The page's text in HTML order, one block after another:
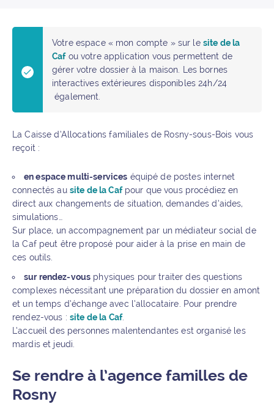
Votre espace « mon compte » sur le site de la
Cafou votre application vous permettent de
gérer votre dossier à la maison. Les bornes
interactives extérieures disponibles 24h/24
également.
La Caisse d’Allocations familiales de Rosny-sous-Bois vous
reçoit :
en espace multi-services équipé de postes internet
connectés au site de la Cafpour que vous procédiez en
direct aux changements de situation, demandes d’aides,
simulations…
Sur place, un accompagnement par un médiateur social de
la Caf peut être proposé pour aider à la prise en main de
ces outils.
sur rendez-vous physiques pour traiter des questions
complexes nécessitant une préparation du dossier en amont
et un temps d’échange avec l’allocataire. Pour prendre
rendez-vous : site de la Caf.
L’accueil des personnes malentendantes est organisé les
mardis et jeudi.
Se rendre à l’agence familles de
Rosny